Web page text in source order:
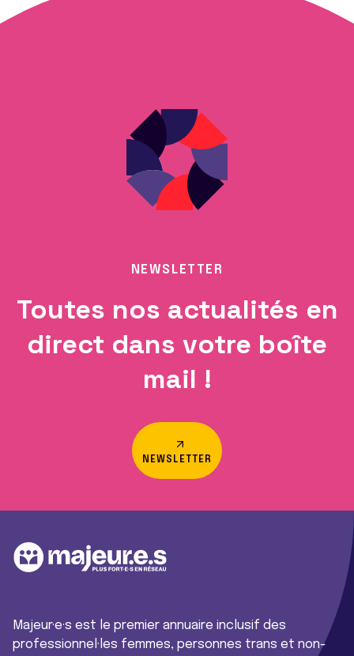
NEWSLETTER
Toutes nos actualités en
direct dans votre boîte
mail !
NEWSLETTER
Majeur·e·s est le premier annuaire inclusif des
professionnel·les femmes, personnes trans et non-